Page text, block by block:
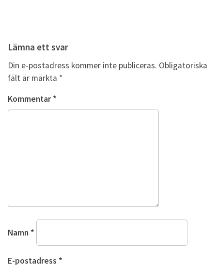
Lämna ett svar
Din e-postadress kommer inte publiceras. Obligatoriska
fält är märkta *
Kommentar*
Namn *
E-postadress *